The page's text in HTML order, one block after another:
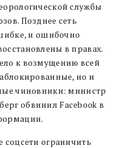
службы
Позднее сеть
и ошибочно
в правах.
к возмущению всей
но и
чиновники: министр
обвинил Facebook в
соцсети ограничить